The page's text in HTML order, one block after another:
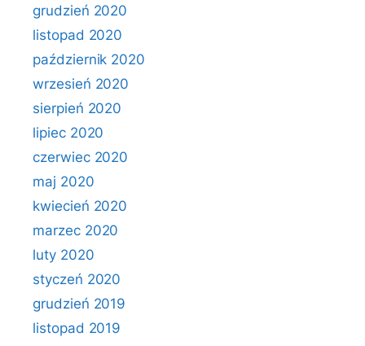
grudzień 2020
listopad 2020
październik 2020
wrzesień 2020
sierpień 2020
lipiec 2020
czerwiec 2020
maj 2020
kwiecień 2020
marzec 2020
luty 2020
styczeń 2020
grudzień 2019
listopad 2019